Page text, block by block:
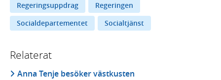
Regeringsuppdrag
Regeringen
Socialdepartementet
Socialtjänst
Relaterat
Anna Tenje besöker västkusten